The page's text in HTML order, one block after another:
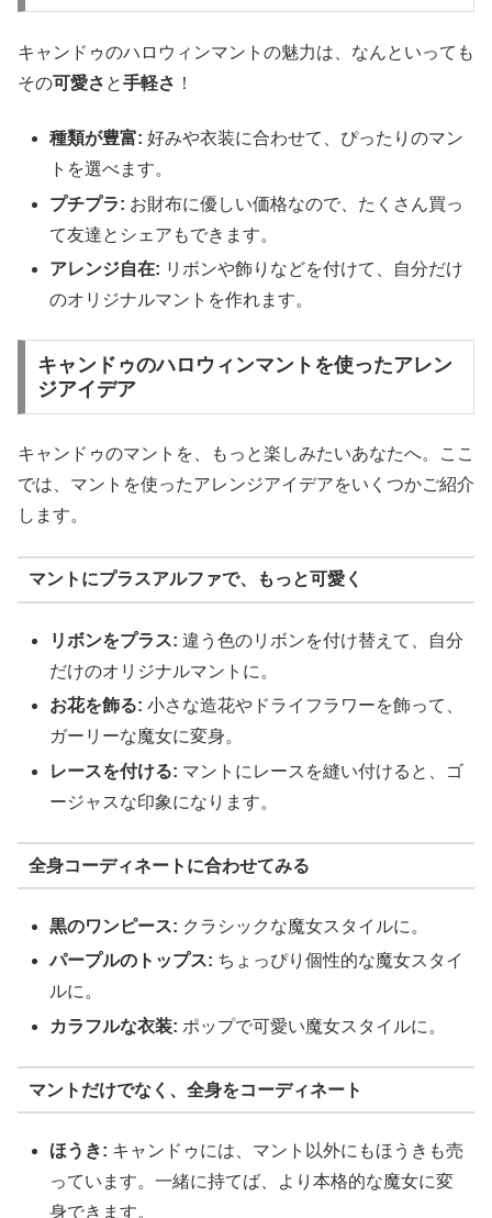
キャンドゥのハロウィンマントの魅力は、なんといっても
その可愛さ と手軽さ ！
種類が豊富: 好みや衣装に合わせて、ぴったりのマン
トを選べます。
プチプラ: お財布に優しい価格なので、たくさん買っ
て友達とシェアもできます。
アレンジ自在: リボンや飾りなどを付けて、自分だけ
のオリジナルマントを作れます。
キャンドゥのハロウィンマントを使ったアレン
ジアイデア
キャンドゥのマントを、もっと楽しみたいあなたへ。ここ
では、マントを使ったアレンジアイデアをいくつかご紹介
します。
マントにプラスアルファで、もっと可愛く
リボンをプラス: 違う色のリボンを付け替えて、自分
だけのオリジナルマントに。
お花を飾る: 小さな造花やドライフラワーを飾って、
ガーリーな魔女に変身。
レースを付ける: マントにレースを縫い付けると、ゴ
ージャスな印象になります。
全身コーディネートに合わせてみる
黒のワンピース: クラシックな魔女スタイルに。
パープルのトップス: ちょっぴり個性的な魔女スタイ
ルに。
カラフルな衣装: ポップで可愛い魔女スタイルに。
マントだけでなく、全身をコーディネート
ほうき: キャンドゥには、マント以外にもほうきも売
っています。一緒に持てば、より本格的な魔女に変
身できます。